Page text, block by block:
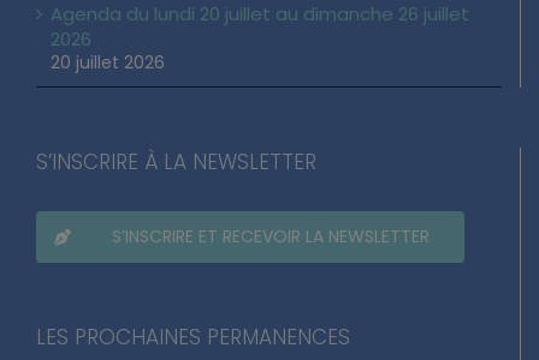
Agenda du lundi 20 juillet au dimanche 26 juillet
2026
20 juillet 2026
S’INSCRIRE À LA NEWSLETTER
S’INSCRIRE ET RECEVOIR LA NEWSLETTER
LES PROCHAINES PERMANENCES